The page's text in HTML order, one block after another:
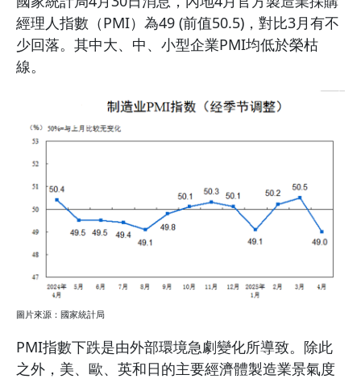
經理人指數（PMI）為49 (前值50.5)，對比3月有不
少回落。其中大、中、小型企業PMI均低於榮枯
線。
圖片來源：國家統計局
PMI指數下跌是由外部環境急劇變化所導致。除此
之外，美、歐、英和日的主要經濟體製造業景氣度